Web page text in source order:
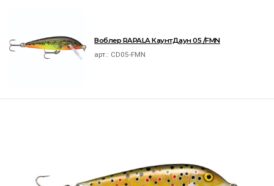
Воблер RAPALA КаунтДаун 05 /FMN
арт.: CD05-FMN